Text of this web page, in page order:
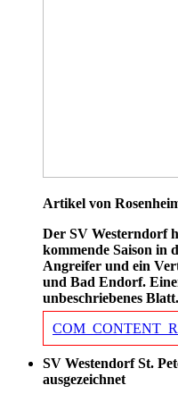
Artikel von
Der SV Westerndorf
kommende Saison in
Angreifer und ein
und Bad Endorf.
unbeschriebenes Blatt.
SV Westendorf St.
ausgezeichnet